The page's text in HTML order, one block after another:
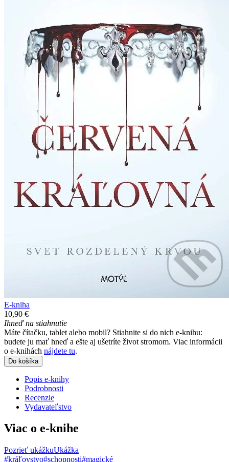
E-kniha
10,90 €
Ihneď na stiahnutie
Máte čítačku, tablet alebo mobil? Stiahnite si do nich e-knihu:
budete ju mať hneď a ešte aj ušetríte život stromom. Viac informácii
o e-knihách nájdete tu.
Do košíka
Popis e-knihy
Podrobnosti
Recenzie
Vydavateľstvo
Viac o e-knihe
Pozrieť ukážkuUkážka
#kráľovstvo#schopnosti#magické